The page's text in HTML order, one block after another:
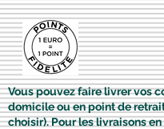
Vous pouvez faire livrer vos
domicile ou en point de
choisir). Pour les livraisons en